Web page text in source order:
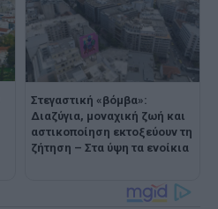
Στεγαστική «βόμβα»:
Διαζύγια, μοναχική ζωή και
αστικοποίηση εκτοξεύουν τη
ζήτηση – Στα ύψη τα ενοίκια